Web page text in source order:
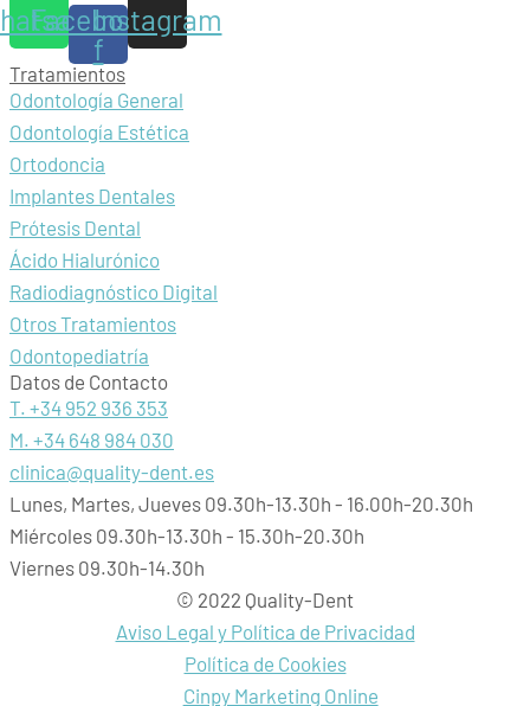
Facebook-
f
Instagram
Tratamientos
Odontología General
Odontología Estética
Ortodoncia
Implantes Dentales
Prótesis Dental
Ácido Hialurónico
Radiodiagnóstico Digital
Otros Tratamientos
Odontopediatría
Datos de Contacto
T. +34 952 936 353
M. +34 648 984 030
clinica@quality-dent.es
Lunes, Martes, Jueves 09.30h-13.30h - 16.00h-20.30h
Miércoles 09.30h-13.30h - 15.30h-20.30h
Viernes 09.30h-14.30h
© 2022 Quality-Dent
Aviso Legal y Política de Privacidad
Política de Cookies
Cinpy Marketing Online